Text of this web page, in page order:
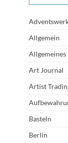
Allgemein
Allgemeines
Art Journal
Artist
Basteln
Berlin